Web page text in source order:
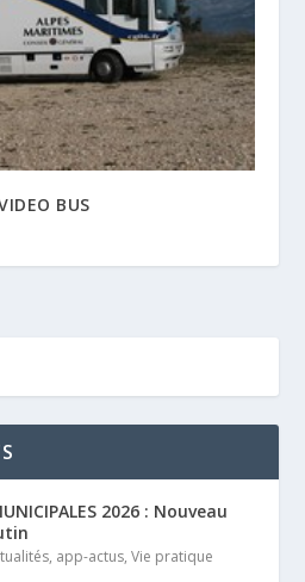
BUS
2026 : Nouveau
, app-actus,Vie pratique